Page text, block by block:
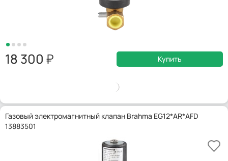
18 300 Купить
Газовый электромагнитный клапан Brahma EG12*AR*AFD
13883501